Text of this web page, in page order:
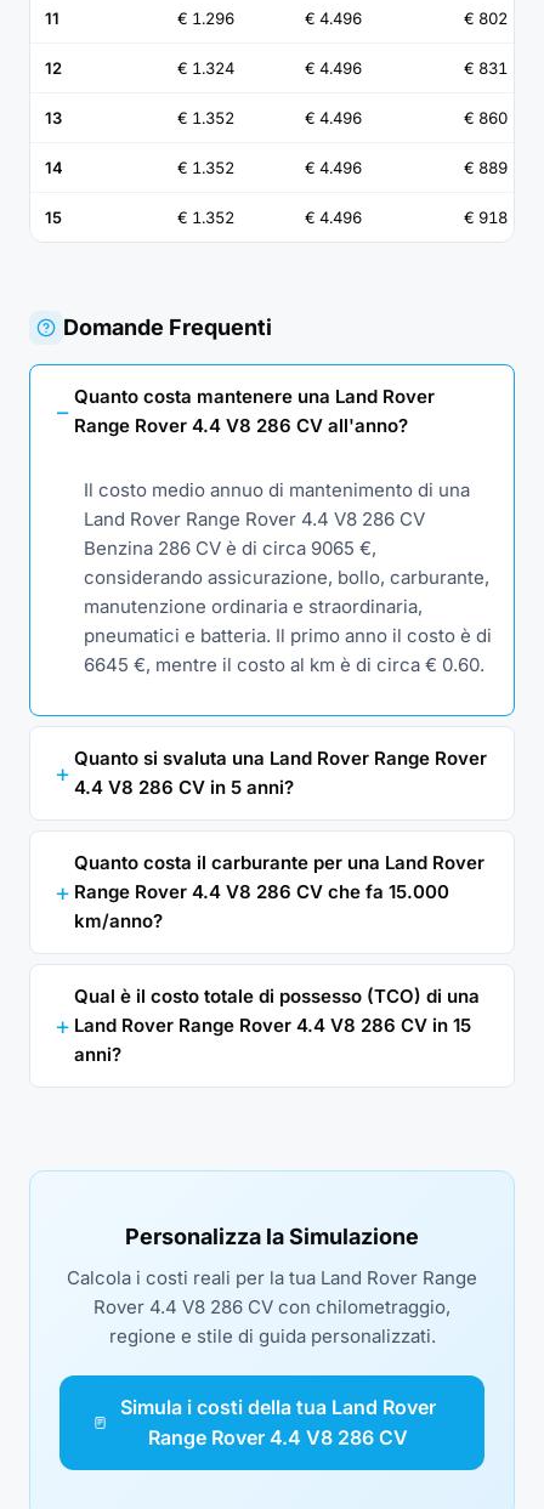
11 € 1.296 € 4.496 € 802
12 € 1.324 € 4.496 € 831
13 € 1.352 € 4.496 € 860
14 € 1.352 € 4.496 € 889
15 € 1.352 € 4.496 € 918
Domande Frequenti
Quanto costa mantenere una Land Rover
Range Rover 4.4 V8 286 CV all'anno?
Il costo medio annuo di mantenimento di una
Land Rover Range Rover 4.4 V8 286 CV
Benzina 286 CV è di circa 9065 €,
considerando assicurazione, bollo, carburante,
manutenzione ordinaria e straordinaria,
pneumatici e batteria. Il primo anno il costo è di
6645 €, mentre il costo al km è di circa € 0.60.
Quanto si svaluta una Land Rover Range Rover
4.4 V8 286 CV in 5 anni?
Quanto costa il carburante per una Land Rover
Range Rover 4.4 V8 286 CV che fa 15.000
km/anno?
Qual è il costo totale di possesso (TCO) di una
Land Rover Range Rover 4.4 V8 286 CV in 15
anni?
Personalizza la Simulazione
Calcola i costi reali per la tua Land Rover Range
Rover 4.4 V8 286 CV con chilometraggio,
regione e stile di guida personalizzati.
Simula i costi della tua Land Rover
Range Rover 4.4 V8 286 CV